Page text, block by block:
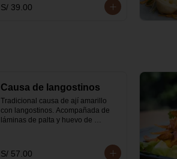
S/ 39.00
Causa de langostinos
Tradicional causa de ají amarillo
con langostinos. Acompañada de
láminas de palta y huevo de
S/ 57.00